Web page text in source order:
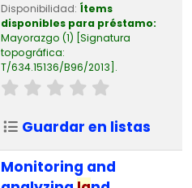
Disponibilidad: Ítems
disponibles para préstamo:
Mayorazgo (1) Signatura
topográfica:
T/634.15136/B96/2013 .
Guardar en listas
Monitoring and